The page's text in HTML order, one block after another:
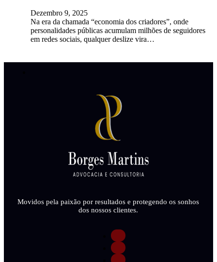
Dezembro 9, 2025
Na era da chamada “economia dos criadores”, onde
personalidades públicas acumulam milhões de seguidores
em redes sociais, qualquer deslize vira…
Movidos pela paixão por resultados e protegendo os sonhos
dos nossos clientes.